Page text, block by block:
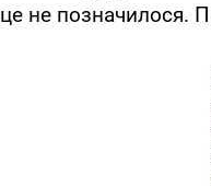
це не позначилося.